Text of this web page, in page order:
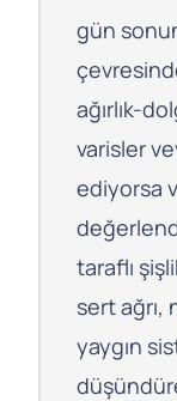
gün
ağırlık-
varisler
ediyorsa
taraflı
sert ağrı,
yaygın